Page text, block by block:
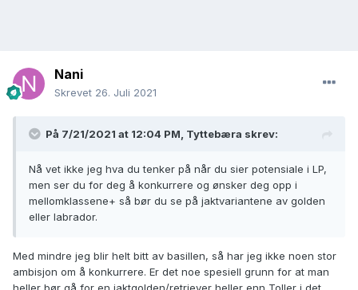
Nani
Skrevet 26. Juli 2021
På 7/21/2021 at 12:04 PM, Tyttebæra skrev:
Nå vet ikke jeg hva du tenker på når du sier potensiale i LP,
men ser du for deg å konkurrere og ønsker deg opp i
mellomklassene+ så bør du se på jaktvariantene av golden
eller labrador.
Med mindre jeg blir helt bitt av basillen, så har jeg ikke noen stor
ambisjon om å konkurrere. Er det noe spesiell grunn for at man